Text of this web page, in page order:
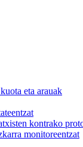
eta arauak
kontrako
monitoreentzat